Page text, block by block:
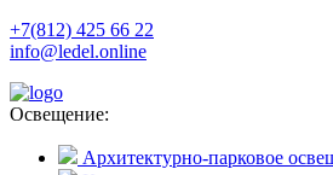
+7(812) 425 66 22
info@ledel.online
Освещение:
Архитектурно-парковое